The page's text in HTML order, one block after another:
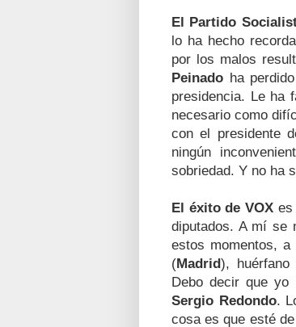
El Partido
lo ha hecho
por los malos
Peinado ha
presidencia. Le ha
necesario como
con el presidente
ningún
sobriedad. Y no ha
El éxito de VOX es
diputados. A mí se
estos momentos,
(Madrid), huérfano
Debo decir que yo
Sergio Redondo.
cosa es que esté